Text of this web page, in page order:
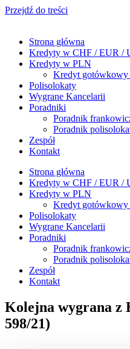
Przejdź do treści
Strona główna
Kredyty w CHF / EUR /
Kredyty w PLN
Kredyt
Polisolokaty
Wygrane Kancelarii
Poradniki
Poradnik
Poradnik
Zespół
Kontakt
Strona główna
Kredyty w CHF / EUR /
Kredyty w PLN
Kredyt
Polisolokaty
Wygrane Kancelarii
Poradniki
Poradnik
Poradnik
Zespół
Kontakt
Kolejna wygrana z
598/21)